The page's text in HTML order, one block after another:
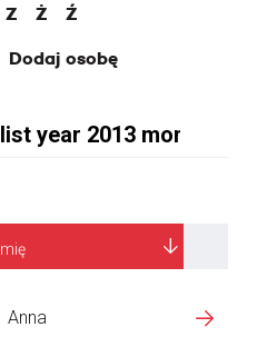
Z Ż
Ź
Dodaj osobę
Imię
Anna